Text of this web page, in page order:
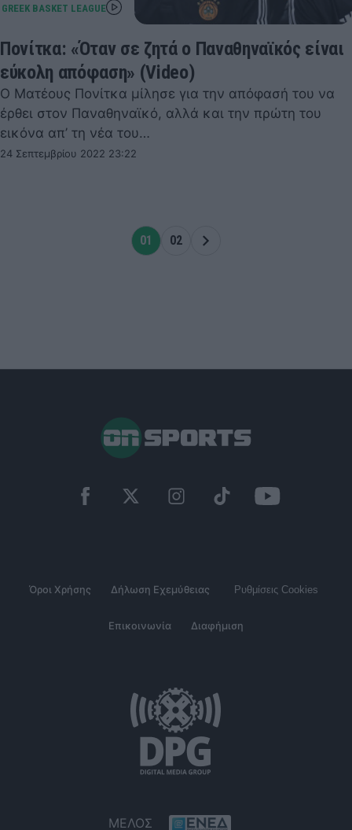
Πονίτκα: «Όταν σε ζητά ο Παναθηναϊκός είναι
εύκολη απόφαση» (Video)
Ο Ματέους Πονίτκα μίλησε για την απόφασή του να
έρθει στον Παναθηναϊκό, αλλά και την πρώτη του
εικόνα απ’ τη νέα του…
24 Σεπτεμβρίου 2022 23:22
01 02
Όροι Χρήσης Δήλωση Εχεμύθειας Ρυθμίσεις Cookies
Επικοινωνία Διαφήμιση
ΜΕΛΟΣ